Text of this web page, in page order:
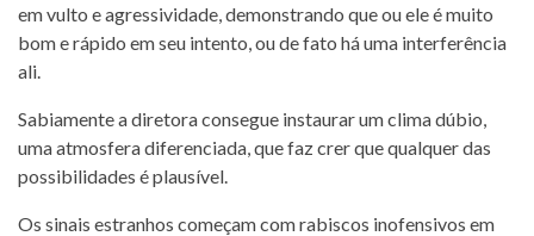
em vulto e agressividade, demonstrando que ou ele é muito
bom e rápido em seu intento, ou de fato há uma interferência
ali.
Sabiamente a diretora consegue instaurar um clima dúbio,
uma atmosfera diferenciada, que faz crer que qualquer das
possibilidades é plausível.
Os sinais estranhos começam com rabiscos inofensivos em